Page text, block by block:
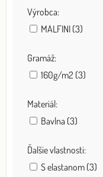
Výrobca:
MALFINI (3)
Gramáž:
160g/m2 (3)
Materiál:
Bavlna (3)
Ďalšie vlastnosti:
S elastanom (3)